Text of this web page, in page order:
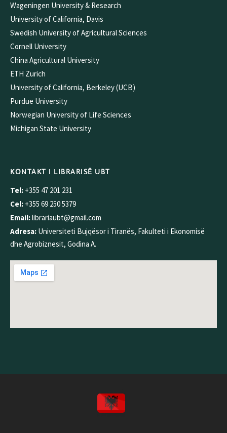
Wageningen University & Research
University of California, Davis
Swedish University of Agricultural Sciences
Cornell University
China Agricultural University
ETH Zurich
University of California, Berkeley (UCB)
Purdue University
Norwegian University of Life Sciences
Michigan State University
KONTAKT I LIBRARISË UBT
Tel: +355 47 201 231
Cel: +355 69 250 5379
Email:librariaubt@gmail.com
Adresa: Universiteti Bujqësor i Tiranës, Fakulteti i Ekonomisë
dhe Agrobiznesit, Godina A.